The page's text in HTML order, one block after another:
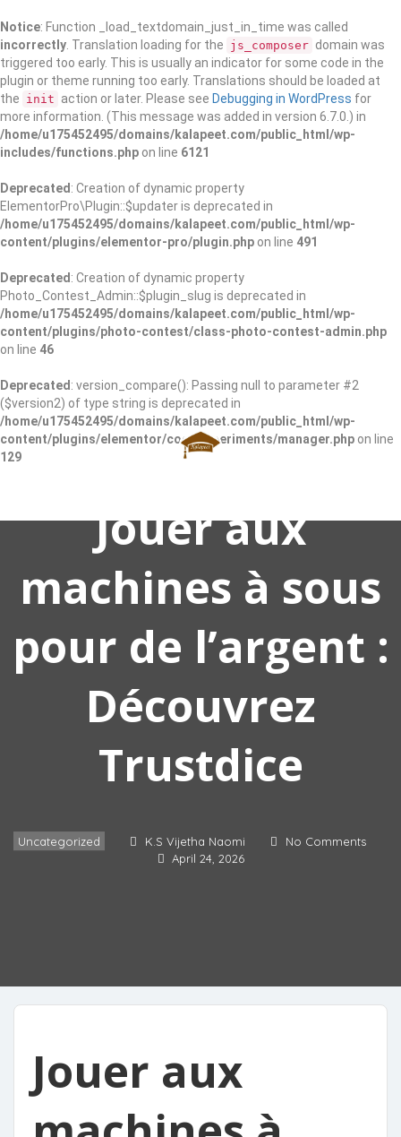
Notice: Function _load_textdomain_just_in_time was called
incorrectly . Translation loading for the js_composer domain was
triggered too early. This is usually an indicator for some code in the
plugin or theme running too early. Translations should be loaded at
the init action or later. Please see Debugging in WordPress for
more information. (This message was added in version 6.7.0.) in
/home/u175452495/domains/kalapeet.com/public_html/wp-
includes/functions.php on line 6121
Deprecated : Creation of dynamic property
ElementorPro\Plugin::$updater is deprecated in
/home/u175452495/domains/kalapeet.com/public_html/wp-
content/plugins/elementor-pro/plugin.php on line 491
Deprecated : Creation of dynamic property
Photo_Contest_Admin::$plugin_slug is deprecated in
/home/u175452495/domains/kalapeet.com/public_html/wp-
content/plugins/photo-contest/class-photo-contest-admin.php
on line 46
Deprecated : version_compare(): Passing null to parameter #2
($version2) of type string is deprecated in
/home/u175452495/domains/kalapeet.com/public_html/wp-
content/plugins/elementor/core/experiments/manager.php on line
129
Jouer aux
machines à sous
pour de l’argent :
Découvrez
Trustdice
Uncategorized K.S Vijetha Naomi
No Comments
April 24, 2026
Jouer aux